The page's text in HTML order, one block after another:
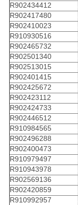
R902434412
R902417480
R902410023
R910930516
R902465732
R902501340
R902513015
R902401415
R902425672
R902423112
R902424733
R902446512
R910984565
R902496288
R902400473
R910979497
R910943978
R902569136
R902420859
R910992957